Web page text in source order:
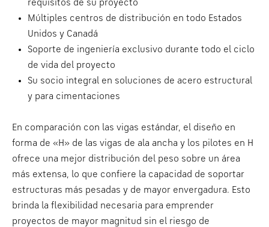
requisitos de su proyecto
Múltiples centros de distribución en todo Estados
Unidos y Canadá
Soporte de ingeniería exclusivo durante todo el ciclo
de vida del proyecto
Su socio integral en soluciones de acero estructural
y para cimentaciones
En comparación con las vigas estándar, el diseño en
forma de «H» de las vigas de ala ancha y los pilotes en H
ofrece una mejor distribución del peso sobre un área
más extensa, lo que confiere la capacidad de soportar
estructuras más pesadas y de mayor envergadura. Esto
brinda la flexibilidad necesaria para emprender
proyectos de mayor magnitud sin el riesgo de